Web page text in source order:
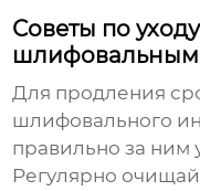
Советы по
Для продления
шлифовального
правильно за ним
Регулярно